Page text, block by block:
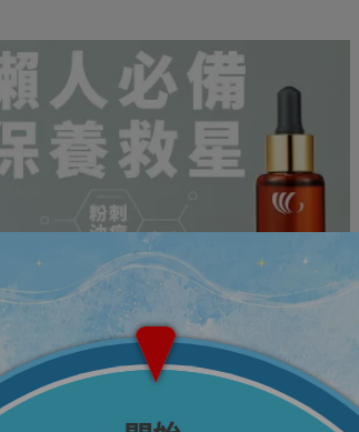
酸小教室 打擊毛孔粉刺好幫手
| 2024-01-22